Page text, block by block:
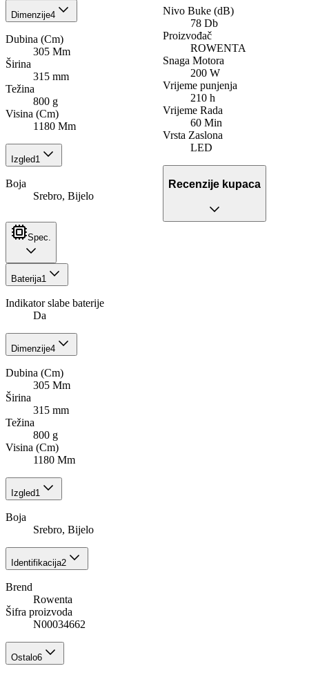
Dimenzije4
Dubina (Cm)
305 Mm
Širina
315 mm
Težina
800 g
Visina (Cm)
1180 Mm
Izgled1
Boja
Srebro, Bijelo
Nivo Buke (dB)
78 Db
Proizvođač
ROWENTA
Snaga Motora
200 W
Vrijeme punjenja
210 h
Vrijeme Rada
60 Min
Vrsta Zaslona
LED
Recenzije kupaca
Spec.
Baterija1
Indikator slabe baterije
Da
Dimenzije4
Dubina (Cm)
305 Mm
Širina
315 mm
Težina
800 g
Visina (Cm)
1180 Mm
Izgled1
Boja
Srebro, Bijelo
Identifikacija2
Brend
Rowenta
Šifra proizvoda
N00034662
Ostalo6